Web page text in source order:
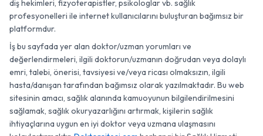
diş hekimleri, fizyoterapistler, psikologlar vb. sağlık
profesyonelleri ile internet kullanıcılarını buluşturan bağımsız bir
platformdur.
İş bu sayfada yer alan doktor/uzman yorumları ve
değerlendirmeleri, ilgili doktorun/uzmanın doğrudan veya dolaylı
emri, talebi, önerisi, tavsiyesi ve/veya ricası olmaksızın, ilgili
hasta/danışan tarafından bağımsız olarak yazılmaktadır. Bu web
sitesinin amacı, sağlık alanında kamuoyunun bilgilendirilmesini
sağlamak, sağlık okuryazarlığını artırmak, kişilerin sağlık
ihtiyaçlarına uygun en iyi doktor veya uzmana ulaşmasını